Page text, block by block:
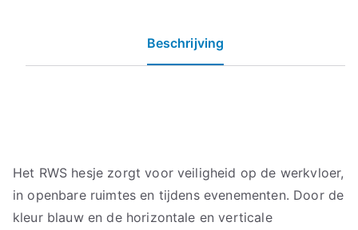
Beschrijving
Het RWS hesje zorgt voor veiligheid op de werkvloer,
in openbare ruimtes en tijdens evenementen. Door de
kleur blauw en de horizontale en verticale